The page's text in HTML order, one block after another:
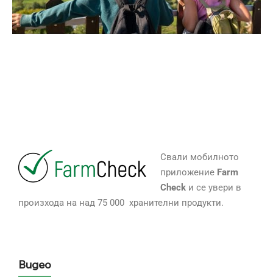
Свали мобилното
приложение Farm
Checkи се увери в
произхода на над 75 000 хранителни продукти.
Видео